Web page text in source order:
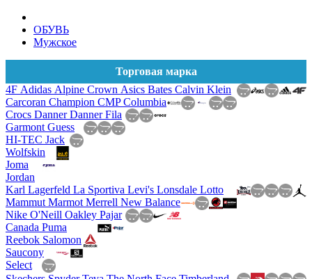
ОБУВЬ
Мужское
Торговая марка
4F Adidas Alpine Crown Asics Bates Calvin Klein
Carcoran Champion CMPColumbia
Crocs DannerDannerFila
Garmont Guess
HI-TEC Jack
Wolfskin
Joma
Jordan
Karl Lagerfeld La Sportiva Levi's Lonsdale Lotto
Mammut Marmot Merrell New Balance
Nike O'Neill Oakley Pajar
Canada Puma
Reebok Salomon
Saucony
Select